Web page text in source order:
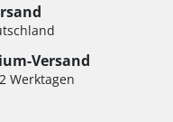
Versand
Werktagen